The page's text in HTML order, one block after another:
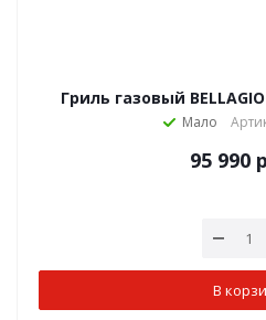
Гриль газовый
Мало
95 990 р
В